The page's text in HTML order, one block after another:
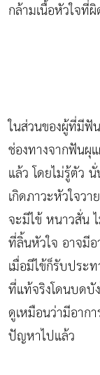
กล้ามเนื้อหัวใจที่
ในส่วนของผู้ที่มีฟัน
ช่องทางจากฟันผุ
แล้ว โดยไม่รู้ตัว
เกิดภาวะหัวใจว
จะมีไข้ หนาวสั่น
ที่ลิ้นหัวใจ อาจมีอ
เมื่อมีไข้ก็รับประ
ที่แท้จริงโดนบดบั
ดูเหมือนว่ามีอาก
ปัญหาไปแล้ว